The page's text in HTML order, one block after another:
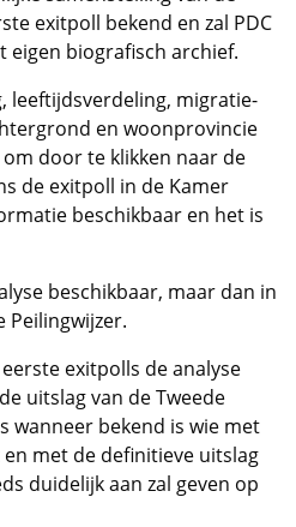
exitpoll bekend en zal PDC
eigen biografisch archief.
leeftijdsverdeling, migratie-
en woonprovincie
door te klikken naar de
de exitpoll in de Kamer
beschikbaar en het is
beschikbaar, maar dan in
Peilingwijzer.
exitpolls de analyse
uitslag van de Tweede
wanneer bekend is wie met
met de definitieve uitslag
duidelijk aan zal geven op